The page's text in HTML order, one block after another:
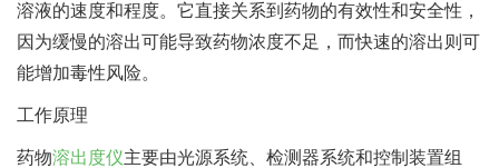
溶液的速度和程度。它直接关系到药物的有效性和安全性，
因为缓慢的溶出可能导致药物浓度不足，而快速的溶出则可
能增加毒性风险。
工作原理
药物溶出度仪主要由光源系统、检测器系统和控制装置组